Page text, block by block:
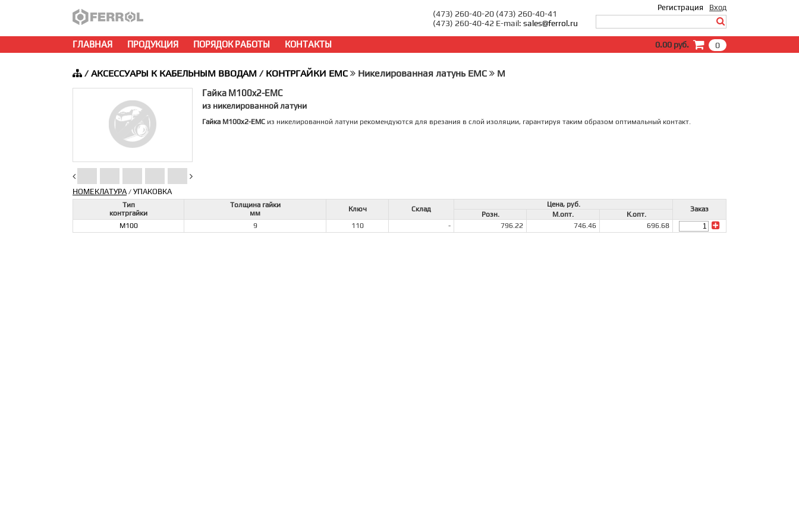
Вход
Регистрация
(473) 260-40-20 (473) 260-40-41
(473) 260-40-42 E-mail: sales@ferrol.ru
ГЛАВНАЯ ПРОДУКЦИЯ ПОРЯДОК РАБОТЫ КОНТАКТЫ 0
0.00 руб.
/АКСЕССУАРЫ К КАБЕЛЬНЫМ ВВОДАМ / КОНТРГАЙКИ EMC Никелированная латунь EMC M
Гайка M100x2-EMC
из никелированной латуни
Гайка M100x2-EMC из никелированной латуни рекомендуются для врезания в слой изоляции, гарантируя таким образом оптимальный контакт.
НОМЕКЛАТУРА/ УПАКОВКА
Тип
контргайки
Толщина гайки
мм
Ключ Склад
Цена, руб.
Заказ
Розн. М.опт.
К.опт.
M100
9 110 - 796.22 746.46 696.68